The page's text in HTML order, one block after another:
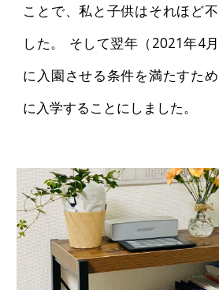
ことで、私と子供はそれほど
した。 そして翌年（2021年4
に入園させる条件を満たすた
に入学することにしました。